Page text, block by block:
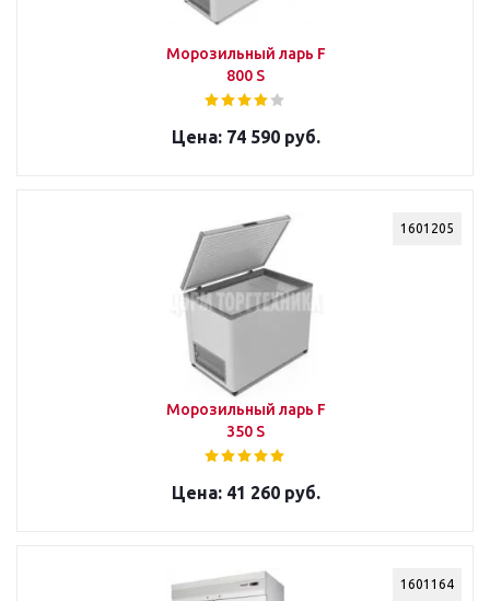
Морозильный ларь F
800 S
74 590 руб.
1601205
Морозильный ларь F
350 S
41 260 руб.
1601164